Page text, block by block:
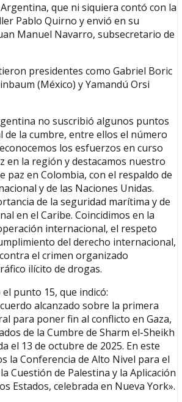
que ni siquiera contó con la
Pablo Quirno y envió en su
Manuel Navarro, subsecretario de
presidentes como Gabriel Boric
(México) y Yamandú Orsi
no suscribió algunos puntos
de la cumbre, entre ellos el número
los esfuerzos en curso
en la región y destacamos nuestro
paz en Colombia, con el respaldo de
y de las Naciones Unidas.
de la seguridad marítima y de
en el Caribe. Coincidimos en la
internacional, el respeto
del derecho internacional,
el crimen organizado
ilícito de drogas.
punto 15, que indicó:
alcanzado sobre la primera
para poner fin al conflicto en Gaza,
de la Cumbre de Sharm el-Sheikh
el 13 de octubre de 2025. En este
la Conferencia de Alto Nivel para el
Cuestión de Palestina y la Aplicación
Estados, celebrada en Nueva York».